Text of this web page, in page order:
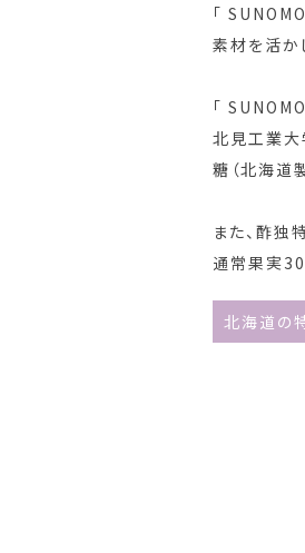
「
素材を活か
「
北見工業大
糖（北海道
また、酢独
通常果実30
北海道の